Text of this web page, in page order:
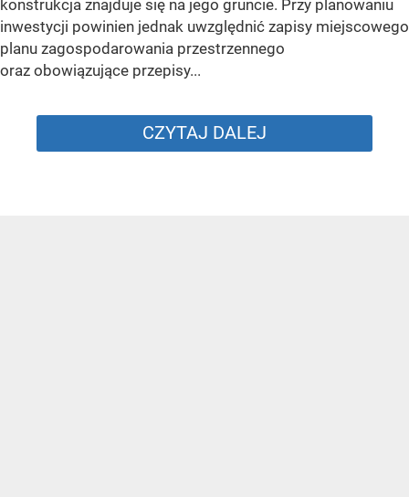
konstrukcja znajduje się na jego gruncie. Przy planowaniu
inwestycji powinien jednak uwzględnić zapisy miejscowego
planu zagospodarowania przestrzennego
oraz obowiązujące przepisy...
CZYTAJ DALEJ